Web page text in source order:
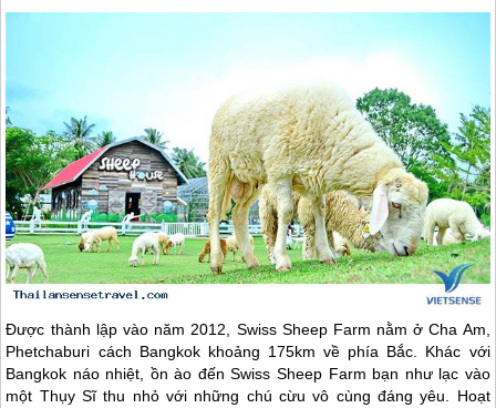
Được thành lập vào năm 2012, Swiss Sheep Farm nằm ở Cha Am,
Phetchaburi cách Bangkok khoảng 175km về phía Bắc. Khác với
Bangkok náo nhiệt, ồn ào đến Swiss Sheep Farm bạn như lạc vào
một Thụy Sĩ thu nhỏ với những chú cừu vô cùng đáng yêu. Hoạt